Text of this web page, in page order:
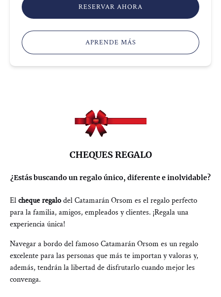
RESERVAR AHORA
APRENDE MÁS
CHEQUES REGALO
¿Estás buscando un regalo único, diferente e inolvidable?
Elcheque regalodel Catamarán Orsom es el regalo perfecto
para la familia, amigos, empleados y clientes. ¡Regala una
experiencia única!
Navegar a bordo del famoso Catamarán Orsom es un regalo
excelente para las personas que más te importan y valoras y,
además, tendrán la libertad de disfrutarlo cuando mejor les
convenga.